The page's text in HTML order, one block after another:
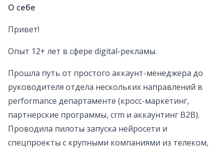
О себе
Привет!
Опыт 12+ лет в сфере digital-рекламы.
Прошла путь от простого аккаунт-менеджера до
руководителя отдела нескольких направлений в
performance департаменте (кросс-маркетинг,
партнерские программы, crm и аккаунтинг B2B).
Проводила пилоты запуска нейросети и
спецпроекты с крупными компаниями из телеком,